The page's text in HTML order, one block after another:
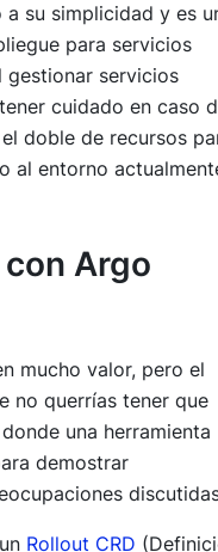
su simplicidad y es
para servicios
gestionar servicios
cuidado en caso
doble de recursos
al entorno
Argo
mucho valor, pero el
no querrías tener que
una herramienta
demostrar
Rollout CRD